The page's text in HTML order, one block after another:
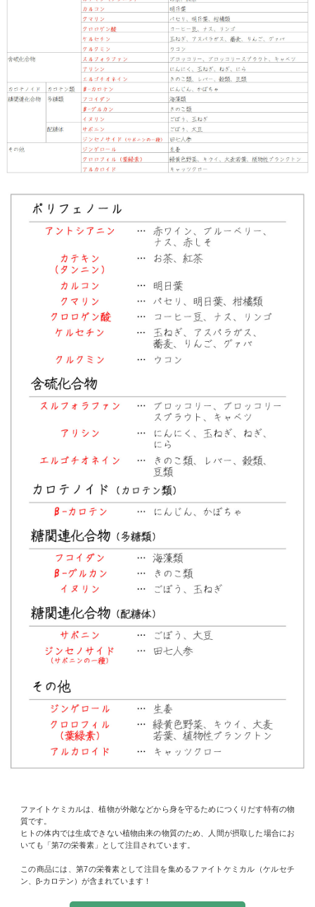
ファイトケミカルは、植物が外敵などから身を守るためにつくりだす特有の物
質です。
ヒトの体内では生成できない植物由来の物質のため、人間が摂取した場合にお
いても「第7の栄養素」として注目されています。
この商品には、第7の栄養素として注目を集めるファイトケミカル（ケルセチ
ン、β-カロテン）が含まれています！